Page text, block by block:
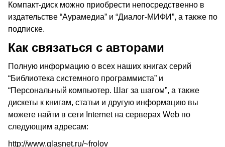
Компакт-диск можно приобрести непосредственно в
издательстве “Аурамедиа” и “Диалог-МИФИ”, а также по
подписке.
Как связаться с авторами
Полную информацию о всех наших книгах серий
“Библиотека системного программиста” и
“Персональный компьютер. Шаг за шагом”, а также
дискеты к книгам, статьи и другую информацию вы
можете найти в сети Internet на серверах Web по
следующим адресам:
http://www.glasnet.ru/~frolov